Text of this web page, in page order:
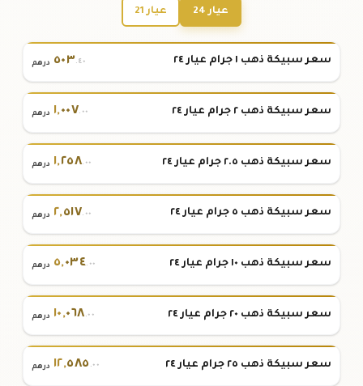
عيار 24 عيار 21
سعر سبيكة ذهب ١ جرام عيار ٢٤ ٥٠٣.٤٠ درهم
سعر سبيكة ذهب ٢ جرام عيار ٢٤ ١,٠٠٧.٠٠ درهم
سعر سبيكة ذهب ٢.٥ جرام عيار ٢٤ ١,٢٥٨.٠٠ درهم
سعر سبيكة ذهب ٥ جرام عيار ٢٤ ٢,٥١٧.٠٠ درهم
سعر سبيكة ذهب ١٠ جرام عيار ٢٤ ٥,٠٣٤.٠٠ درهم
سعر سبيكة ذهب ٢٠ جرام عيار ٢٤ ١٠,٠٦٨.٠٠ درهم
سعر سبيكة ذهب ٢٥ جرام عيار ٢٤ ١٢,٥٨٥ .٠٠ درهم